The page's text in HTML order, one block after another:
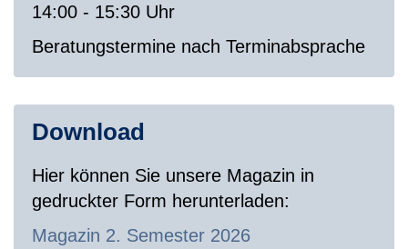
14:00 - 15:30 Uhr
Beratungstermine nach Terminabsprache
Download
Hier können Sie unsere Magazin in
gedruckter Form herunterladen:
Magazin 2. Semester 2026